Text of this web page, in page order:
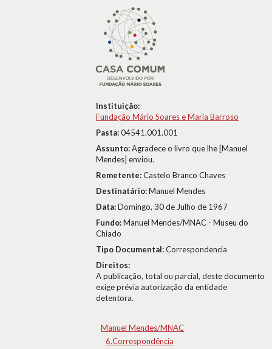
Instituição:
Fundação Mário Soares e Maria Barroso
Pasta:04541.001.001
Assunto:Agradece o livro que lhe [Manuel
Mendes] enviou.
Remetente:Castelo Branco Chaves
Destinatário:Manuel Mendes
Data:Domingo, 30 de Julho de 1967
Fundo:Manuel Mendes/MNAC - Museu do
Chiado
Tipo Documental:Correspondencia
Direitos:
A publicação, total ou parcial, deste documento
exige prévia autorização da entidade
detentora.
Manuel Mendes/MNAC
6.Correspondência